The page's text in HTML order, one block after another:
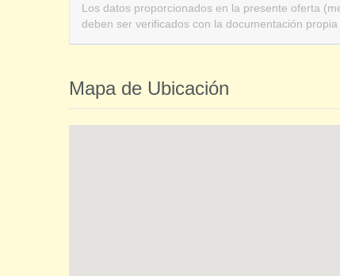
Los datos proporcionados en la presente oferta
deben ser verificados con la documentación propia
Mapa de Ubicación